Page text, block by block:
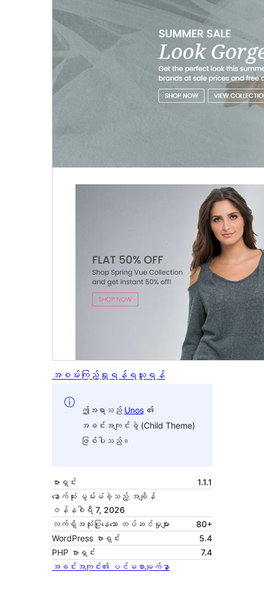
အစမ်းကြည့်ရှုရန် ရယူရန်
ဤအရာသည် Unos၏
အခင်းအကျင်းခွဲ (Child Theme)
ဖြစ်ပါသည်။
ဗားရှင်း
1.1.1
နောက်ဆုံး မွမ်းမံခဲ့သည့် အချိန်
ဇန်နဝါရီ 7, 2026
လက်ရှိအသုံးပြုနေသော တပ်ဆင်မှုများ
80+
WordPress ဗားရှင်း
5.4
PHP ဗားရှင်း
7.4
အခင်းအကျင်း၏ ပင်မစာမျက်နှာ